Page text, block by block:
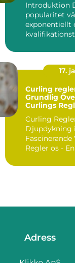
Introduktion
popularitet
exponentiellt
17.
Curling regler
Grundlig
Curlings
Curling
Djupdykning
Fascinerande
Regler os -
Adress